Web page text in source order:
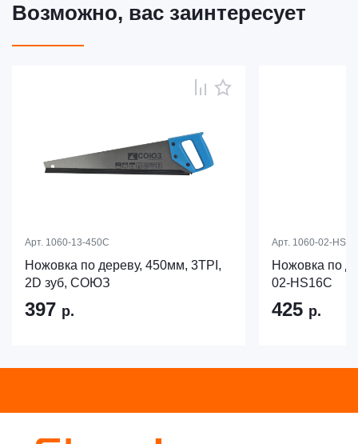
Возможно, вас заинтересует
Арт. 1060-13-450С
Ножовка по дереву, 450мм, 3TPI,
2D зуб, СОЮЗ
397 р.
Арт. 1060-02-
Ножовка по
02-HS16C
425 р.